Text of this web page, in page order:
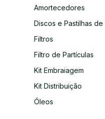
Amortecedores
Discos e Pastilhas
Filtros
Filtro de Partículas
Kit Embraiagem
Kit Distribuição
Óleos
Rádios